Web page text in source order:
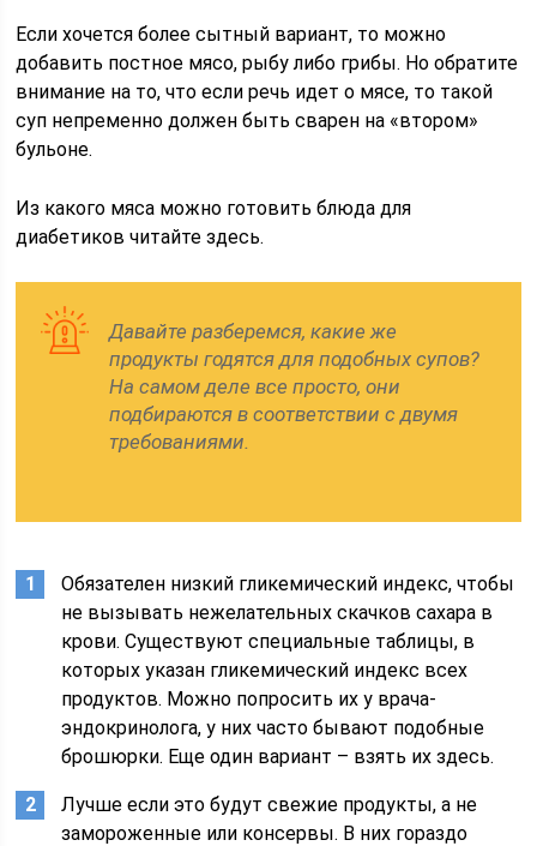
Если хочется более сытный вариант, то можно
добавить постное мясо, рыбу либо грибы. Но обратите
внимание на то, что если речь идет о мясе, то такой
суп непременно должен быть сварен на «втором»
бульоне.
Из какого мяса можно готовить блюда для
диабетиков читайте здесь.
Давайте разберемся, какие же
продукты годятся для подобных супов?
На самом деле все просто, они
подбираются в соответствии с двумя
требованиями.
Обязателен низкий гликемический индекс, чтобы
не вызывать нежелательных скачков сахара в
крови. Существуют специальные таблицы, в
которых указан гликемический индекс всех
продуктов. Можно попросить их у врача-
эндокринолога, у них часто бывают подобные
брошюрки. Еще один вариант – взять их здесь.
Лучше если это будут свежие продукты, а не
замороженные или консервы. В них гораздо